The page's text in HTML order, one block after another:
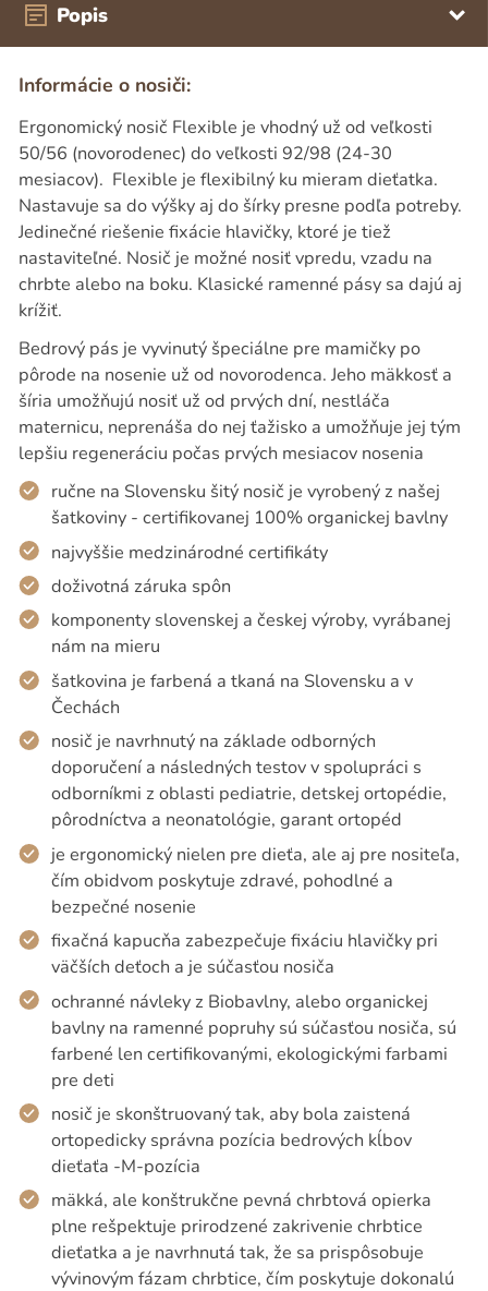
Popis
Informácie o nosiči:
Ergonomický nosič Flexible je vhodný už od veľkosti
50/56 (novorodenec) do veľkosti 92/98 (24-30
mesiacov). Flexible je flexibilný ku mieram dieťatka.
Nastavuje sa do výšky aj do šírky presne podľa potreby.
Jedinečné riešenie fixácie hlavičky, ktoré je tiež
nastaviteľné. Nosič je možné nosiť vpredu, vzadu na
chrbte alebo na boku. Klasické ramenné pásy sa dajú aj
krížiť.
Bedrový pás je vyvinutý špeciálne pre mamičky po
pôrode na nosenie už od novorodenca. Jeho mäkkosť a
šíria umožňujú nosiť už od prvých dní, nestláča
maternicu, neprenáša do nej ťažisko a umožňuje jej tým
lepšiu regeneráciu počas prvých mesiacov nosenia
ručne na Slovensku šitý nosič je vyrobený z našej
šatkoviny - certifikovanej 100% organickej bavlny
najvyššie medzinárodné certifikáty
doživotná záruka spôn
komponenty slovenskej a českej výroby, vyrábanej
nám na mieru
šatkovina je farbená a tkaná na Slovensku a v
Čechách
nosič je navrhnutý na základe odborných
doporučení a následných testov v spolupráci s
odborníkmi z oblasti pediatrie, detskej ortopédie,
pôrodníctva a neonatológie, garant ortopéd
je ergonomický nielen pre dieťa, ale aj pre nositeľa,
čím obidvom poskytuje zdravé, pohodlné a
bezpečné nosenie
fixačná kapucňa zabezpečuje fixáciu hlavičky pri
väčších deťoch a je súčasťou nosiča
ochranné návleky z Biobavlny, alebo organickej
bavlny na ramenné popruhy sú súčasťou nosiča, sú
farbené len certifikovanými, ekologickými farbami
pre deti
nosič je skonštruovaný tak, aby bola zaistená
ortopedicky správna pozícia bedrových kĺbov
dieťaťa -M-pozícia
mäkká, ale konštrukčne pevná chrbtová opierka
plne rešpektuje prirodzené zakrivenie chrbtice
dieťatka a je navrhnutá tak, že sa prispôsobuje
vývinovým fázam chrbtice, čím poskytuje dokonalú